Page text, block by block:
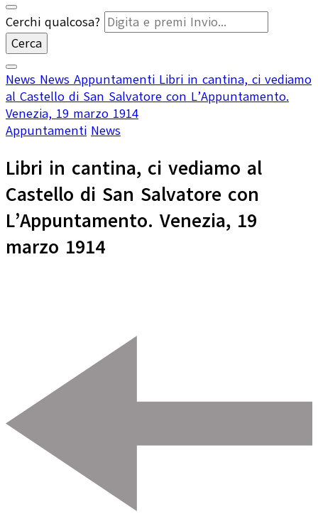
Cerchi qualcosa?
News News Appuntamenti Libri in cantina, ci vediamo
al Castello di San Salvatore con L’Appuntamento.
Venezia, 19 marzo 1914
Appuntamenti News
Libri in cantina, ci vediamo al
Castello di San Salvatore con
L’Appuntamento. Venezia, 19
marzo 1914